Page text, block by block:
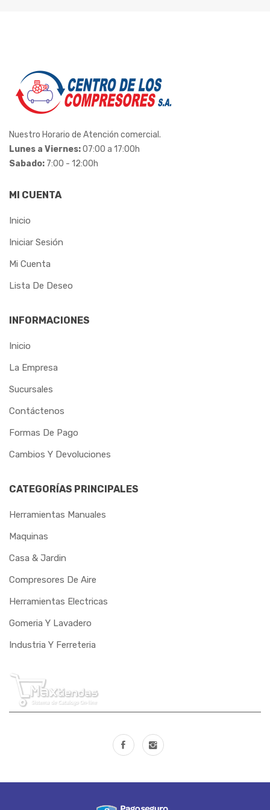
LUBEFER
MAR-GIRIUS
MARCON
MAX
METALCAVA
METALMATRIX
MORETZSOHN
MOTOMIL
OXIGEN
PAMPEANO
PEM
PERFIL
PRESSURE
REBOUCAS
RIBEIRO
Nuestro Horario de Atención comercial.
Lunes a Viernes:07:00 a 17:00h
Sabado: 7:00 - 12:00h
MI CUENTA
Inicio
Iniciar Sesión
Mi Cuenta
Lista De Deseo
INFORMACIONES
Inicio
La Empresa
Sucursales
Contáctenos
Formas De Pago
Cambios Y Devoluciones
CATEGORÍAS PRINCIPALES
Herramientas Manuales
Maquinas
Casa & Jardin
Compresores De Aire
Herramientas Electricas
Gomeria Y Lavadero
Industria Y Ferreteria